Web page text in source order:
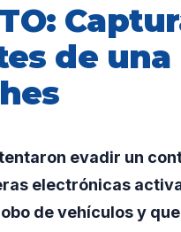
de
evadir un
electrónicas
de vehículos y